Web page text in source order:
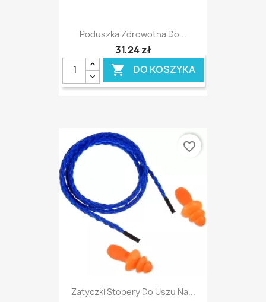
Poduszka Zdrowotna Do...
31,24 zł
 DO KOSZYKA
Zatyczki Stopery Do Uszu Na...
favorite_border